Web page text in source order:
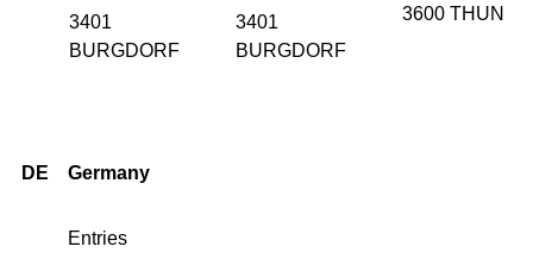
3401
BURGDORF
3401
BURGDORF
3600 THUN
DE Germany
Entries